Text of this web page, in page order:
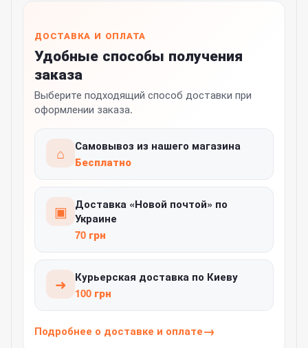
ДОСТАВКА И ОПЛАТА
Удобные способы получения
заказа
Выберите подходящий способ доставки при
оформлении заказа.
⌂
Самовывоз из нашего магазина
Бесплатно
▣
Доставка «Новой почтой» по
Украине
70 грн
➜
Курьерская доставка по Киеву
100 грн
Подробнее о доставке и оплате